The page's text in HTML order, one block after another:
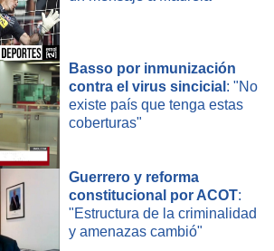
Basso por inmunización
contra el virus sincicial : "No
existe país que tenga estas
coberturas"
Guerrero y reforma
constitucional por ACOT:
"Estructura de la criminalidad
y amenazas cambió"